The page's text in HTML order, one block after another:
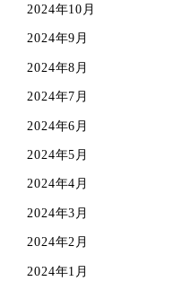
2024年10月
2024年9月
2024年8月
2024年7月
2024年6月
2024年5月
2024年4月
2024年3月
2024年2月
2024年1月